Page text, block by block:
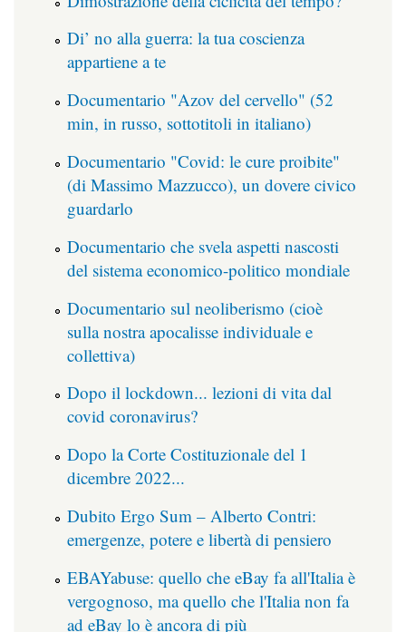
Di’ no alla guerra: la tua coscienza
appartiene a te
Documentario "Azov del cervello" (52
min, in russo, sottotitoli in italiano)
Documentario "Covid: le cure proibite"
(di Massimo Mazzucco), un dovere civico
guardarlo
Documentario che svela aspetti nascosti
del sistema economico-politico mondiale
Documentario sul neoliberismo (cioè
sulla nostra apocalisse individuale e
collettiva)
Dopo il lockdown... lezioni di vita dal
covid coronavirus?
Dopo la Corte Costituzionale del 1
dicembre 2022...
Dubito Ergo Sum – Alberto Contri:
emergenze, potere e libertà di pensiero
EBAYabuse: quello che eBay fa all'Italia è
vergognoso, ma quello che l'Italia non fa
ad eBay lo è ancora di più